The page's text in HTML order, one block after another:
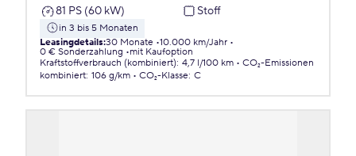
81 PS (60 kW)
Stoff
in 3 bis 5 Monaten
Leasingdetails:30 Monate 10.000 km/Jahr
0 € Sonderzahlung
mit Kaufoption
Kraftstoffverbrauch (kombiniert): 4,7 l/100 km
CO₂-Emissionen
kombiniert: 106 g/km CO₂-Klasse: C